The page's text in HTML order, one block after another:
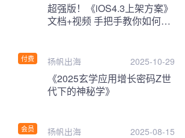
付费
超强版！《iOS4.3上架方案》
文档+视频 手把手教你如何一
扬帆出海 2025-10-29
会员
《2025玄学应用增长密码Z世
代下的神秘学》
扬帆出海 2025-08-15